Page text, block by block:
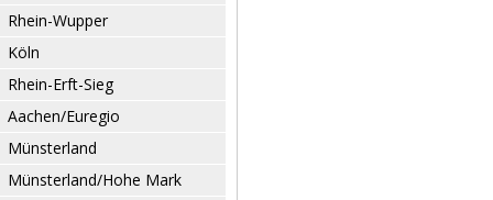
Rhein-Wupper
Köln
Rhein-Erft-Sieg
Aachen/Euregio
Münsterland
Münsterland/Hohe Mark